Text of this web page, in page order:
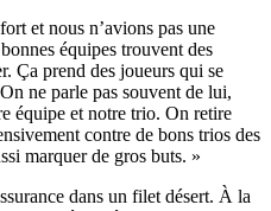
et nous n’avions pas une
équipes trouvent des
Ça prend des joueurs qui se
ne parle pas souvent de lui,
équipe et notre trio. On retire
contre de bons trios des
marquer de gros buts. »
dans un filet désert. À la